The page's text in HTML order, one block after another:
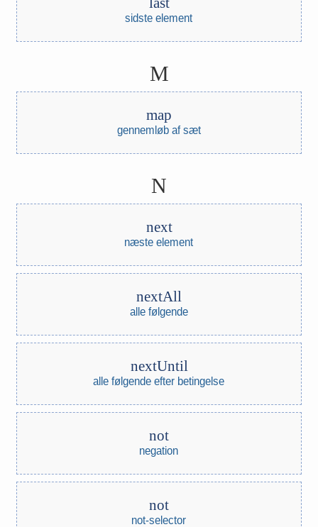
sidste element
M
map
gennemløb af sæt
N
next
næste element
nextAll
alle følgende
nextUntil
alle følgende efter betingelse
not
negation
not
not-selector